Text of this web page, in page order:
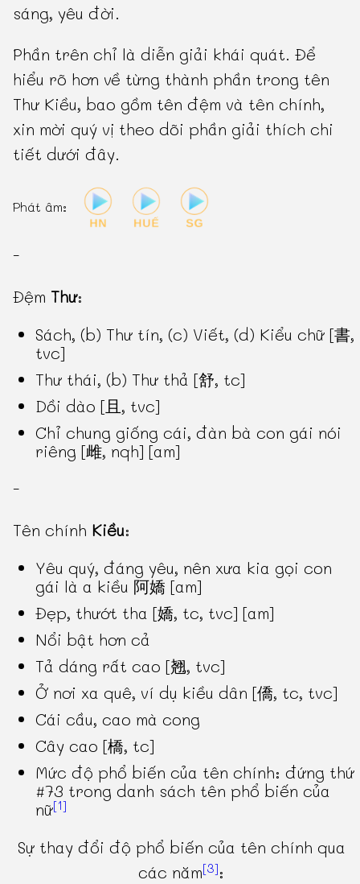
sáng, yêu đời.
Phần trên chỉ là diễn giải khái quát. Để
hiểu rõ hơn về từng thành phần trong tên
Thư Kiều, bao gồm tên đệm và tên chính,
xin mời quý vị theo dõi phần giải thích chi
tiết dưới đây.
Phát âm:
-
Đệm Thư:
Sách, (b) Thư tín, (c) Viết, (d) Kiểu chữ [書,
tvc]
Thư thái, (b) Thư thả [舒, tc]
Dồi dào [且, tvc]
Chỉ chung giống cái, đàn bà con gái nói
riêng [雌, nqh] [am]
-
Tên chính Kiều:
Yêu quý, đáng yêu, nên xưa kia gọi con
gái là a kiều 阿嬌 [am]
Đẹp, thướt tha [嬌, tc, tvc] [am]
Nổi bật hơn cả
Tả dáng rất cao [翘, tvc]
Ở nơi xa quê, ví dụ kiều dân [僑, tc, tvc]
Cái cầu, cao mà cong
Cây cao [橋, tc]
Mức độ phổ biến của tên chính: đứng thứ
#73 trong danh sách tên phổ biến của
nữ[1]
Sự thay đổi độ phổ biến của tên chính qua
các năm[3]: